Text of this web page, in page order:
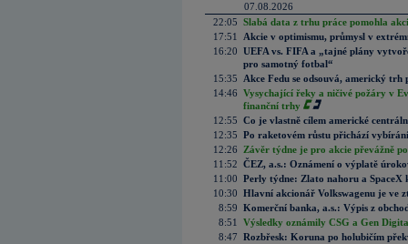
07.08.2026
22:05 Slabá data z trhu práce pomohla
17:51
Akcie v optimismu, průmysl v
16:20 UEFA vs. FIFA a „tajné plány
pro samotný fotbal“
15:35
Akce Fedu se odsouvá, americký
14:46 Vysychající řeky a ničivé požáry v
finanční trhy
12:55 Co je vlastně cílem americké
12:35 Po raketovém růstu přichází
12:26
Závěr týdne je pro akcie převážně
11:52 ČEZ, a.s.: Oznámení o výplatě
11:00 Perly týdne: Zlato nahoru a SpaceX
10:30 Hlavní akcionář Volkswagenu je ve
8:59 Komerční banka, a.s.: Výpis z
8:51
Výsledky oznámily CSG a Gen
8:47 Rozbřesk: Koruna po holubičím